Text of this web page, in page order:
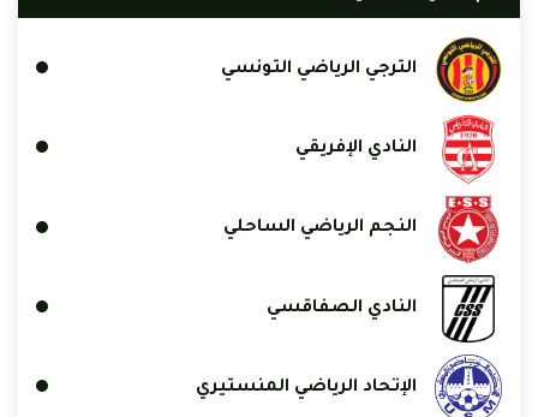
الترجي الرياضي التونسي
النادي الإفريقي
النجم الرياضي الساحلي
النادي الصفاقسي
الإتحاد الرياضي المنستيري